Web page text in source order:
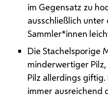
im Gegensatz zu
ausschließlich unter
Sammler*innen
Die Stachelsporige
minderwertiger Pilz,
Pilz allerdings
immer ausreichend